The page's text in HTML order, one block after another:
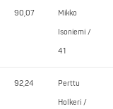
90,07 Mikko
Isoniemi /
41
92,24 Perttu
Holkeri /